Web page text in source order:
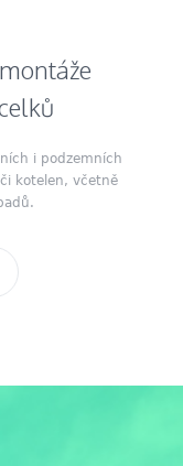
i podzemních
kotelen, včetně